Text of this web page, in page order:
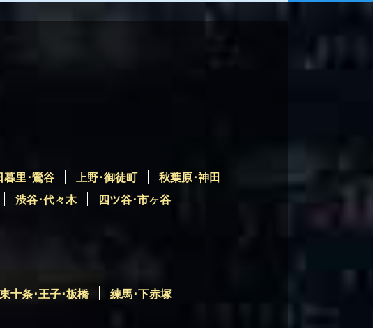
暮里･鶯谷 上野･御徒町
秋葉原･神田
渋谷･代々木
四ツ谷･市ヶ谷
十条･王子･板橋 練馬･下赤塚